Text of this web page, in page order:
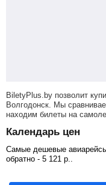
BiletyPlus.by позволит
Волгодонск. Мы
находим билеты на
Календарь цен
Самые дешевые
обратно - 5 121 р.